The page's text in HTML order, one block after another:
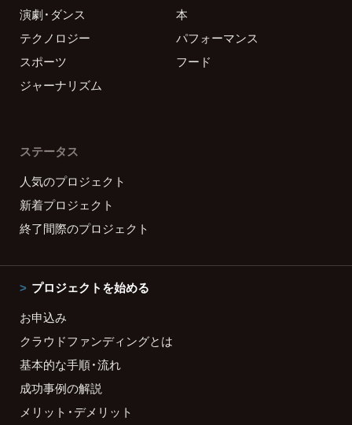
演劇・ダンス
本
テクノロジー
パフォーマンス
スポーツ
フード
ジャーナリズム
ステータス
人気のプロジェクト
新着プロジェクト
終了間際のプロジェクト
プロジェクトを始める
お申込み
クラウドファンディングとは
基本的な手順・流れ
成功事例の解説
メリット・デメリット